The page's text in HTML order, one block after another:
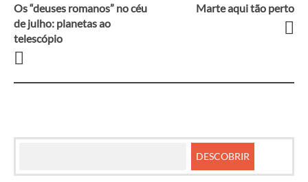
Navegação
entre
Os “deuses romanos” no céu
de julho: planetas ao
telescópio
Marte aqui tão perto